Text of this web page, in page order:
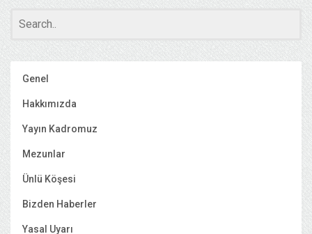
Genel
Hakkımızda
Yayın Kadromuz
Mezunlar
Ünlü Köşesi
Bizden Haberler
Yasal Uyarı